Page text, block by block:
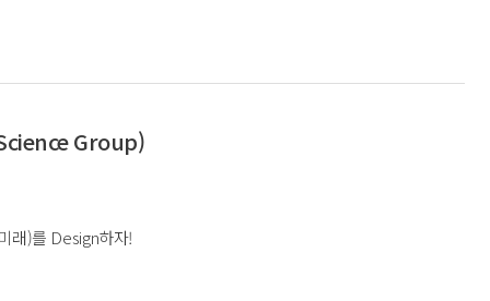
Group)
래)를 Design하자!